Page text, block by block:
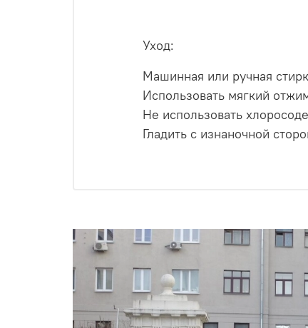
Уход:
Машинная или ручная
Использовать мягкий
Не использовать
Гладить с изнаночной